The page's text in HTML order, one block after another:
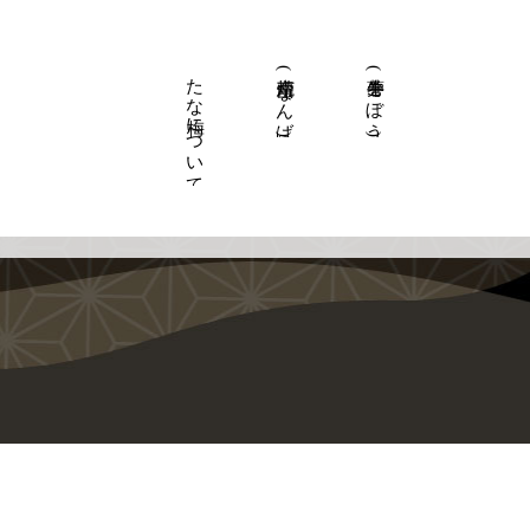
たな梅について 南蛮焼(なんば焼) 牛蒡巻(ごぼう巻)